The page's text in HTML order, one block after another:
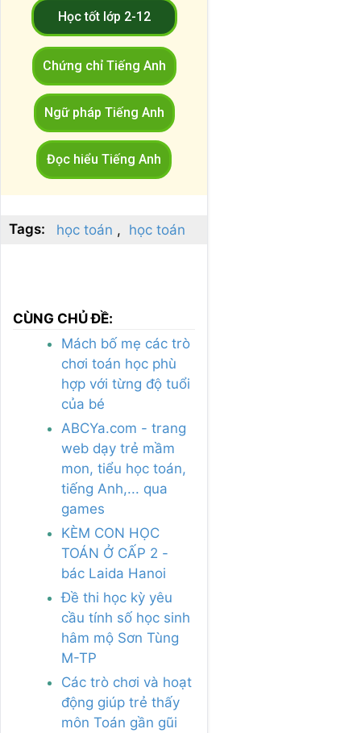
Học tốt lớp 2-12
Chứng chỉ Tiếng Anh
Ngữ pháp Tiếng Anh
Đọc hiểu Tiếng Anh
Tags: học toán học toán
CÙNG CHỦ ĐỀ:
Mách bố mẹ các trò
chơi toán học phù
hợp với từng độ tuổi
của bé
ABCYa.com - trang
web dạy trẻ mầm
mon, tiểu học toán,
tiếng Anh,... qua
games
KÈM CON HỌC
TOÁN Ở CẤP 2 -
bác Laida Hanoi
Đề thi học kỳ yêu
cầu tính số học sinh
hâm mộ Sơn Tùng
M-TP
Các trò chơi và hoạt
động giúp trẻ thấy
môn Toán gần gũi